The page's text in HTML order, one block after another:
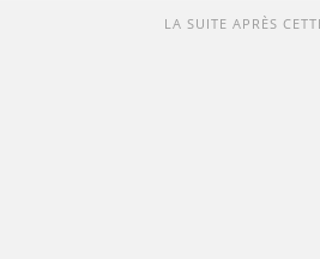
LA SUITE APRÈS